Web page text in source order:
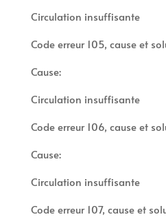
Circulation insuffisante
Code erreur 105, cause et
Cause:
Circulation insuffisante
Code erreur 106, cause et
Cause:
Circulation insuffisante
Code erreur 107, cause et